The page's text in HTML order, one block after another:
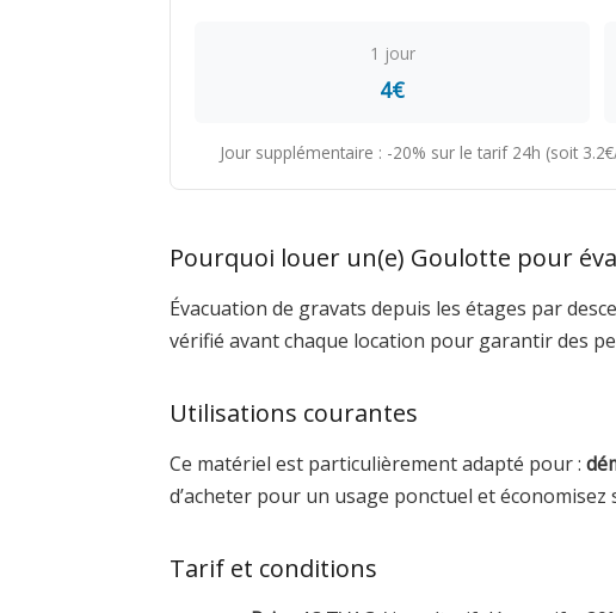
1 jour
4€
Jour supplémentaire : -20% sur le tarif 24h (soit
Pourquoi louer un(e) Goulotte pour
Évacuation de gravats depuis les étages par
vérifié avant chaque location pour garantir des
Utilisations courantes
Ce matériel est particulièrement adapté pour :
d’acheter pour un usage ponctuel et
Tarif et conditions